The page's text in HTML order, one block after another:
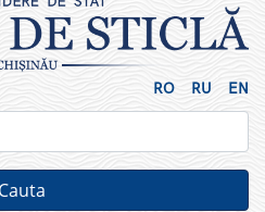
RO RU EN